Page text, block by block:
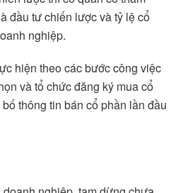
đầu tư chiến lược và tỷ lệ cổ
nghiệp.
hiện theo các bước công việc
và tổ chức đăng ký mua cổ
thông tin bán cổ phần lần đầu